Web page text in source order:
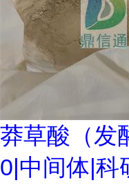
莽草酸（发
0|中间体|科